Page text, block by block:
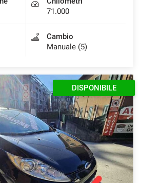
71.000
Cambio
Manuale (5)
DISPONIBILE